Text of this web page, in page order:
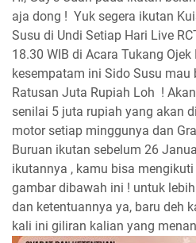
aja dong ! Yuk segera ikutan
Susu di Undi Setiap Hari Live
18.30 WIB di Acara Tukang
kesempatam ini Sido Susu
Ratusan Juta Rupiah Loh !
senilai 5 juta rupiah yang akan
motor setiap minggunya dan
Buruan ikutan sebelum 26
ikutannya , kamu bisa
gambar dibawah ini ! untuk
dan ketentuannya ya, baru deh
kali ini giliran kalian yang